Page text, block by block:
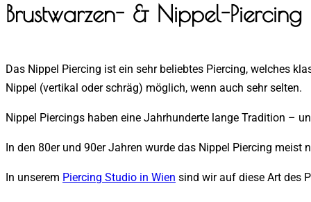
Brustwarzen- & Nippel-Piercing
Das Nippel Piercing ist ein sehr beliebtes Piercing, welches
Nippel (vertikal oder schräg) möglich, wenn auch sehr selten.
Nippel Piercings haben eine Jahrhunderte lange Tradition –
In den 80er und 90er Jahren wurde das Nippel Piercing
In unserem Piercing Studio in Wien sind wir auf diese Art des